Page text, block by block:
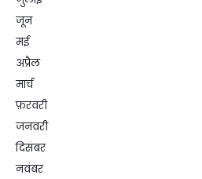
जून
मई
अप्रैल
मार्च
फ़रवरी
जनवरी
दिसंबर
नवंबर